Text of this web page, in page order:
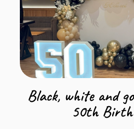
Black, white and
50th